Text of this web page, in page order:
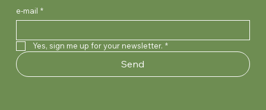
e-mail *
Yes, sign me up for your newsletter. *
Send